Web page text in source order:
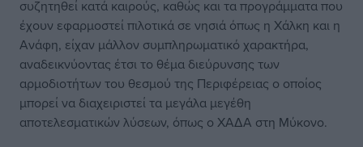
συζητηθεί κατά καιρούς, καθώς και τα προγράμματα που
έχουν εφαρμοστεί πιλοτικά σε νησιά όπως η Χάλκη και η
Ανάφη, είχαν μάλλον συμπληρωματικό χαρακτήρα,
αναδεικνύοντας έτσι το θέμα διεύρυνσης των
αρμοδιοτήτων του θεσμού της Περιφέρειας ο οποίος
μπορεί να διαχειριστεί τα μεγάλα μεγέθη
αποτελεσματικών λύσεων, όπως ο ΧΑΔΑ στη Μύκονο.